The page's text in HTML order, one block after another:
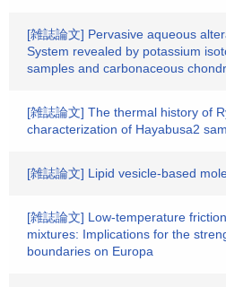
[雑誌論文] Pervasive aqueous
System revealed by potassium
samples and carbonaceous
[雑誌論文] The thermal history of
characterization of Hayabusa2
[雑誌論文] Lipid vesicle-based
[雑誌論文] Low-temperature
mixtures: Implications for the
boundaries on Europa